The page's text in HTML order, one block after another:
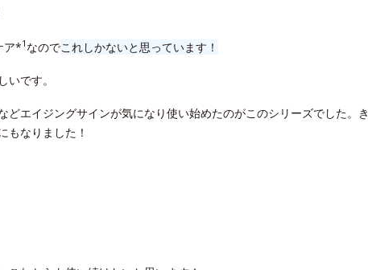
ア*1 なのでこれしかないと思っています！
いです。
どエイジングサインが気になり使い始めたのがこのシリーズでした。き
もなりました！